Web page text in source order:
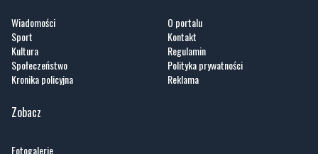
Wiadomości
Sport
Kultura
Społeczeństwo
Kronika policyjna
O portalu
Kontakt
Regulamin
Polityka prywatności
Reklama
Zobacz
Fotogalerie